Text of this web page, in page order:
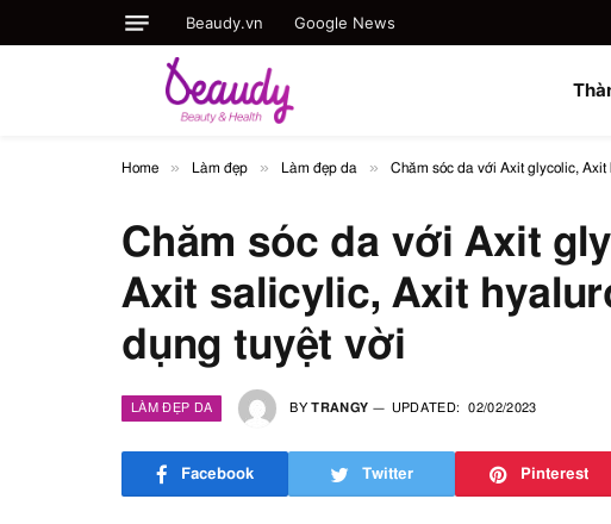
Beaudy.vn Google News
Home » Làm đẹp » Làm đẹp da » Chăm sóc da với Axit glycolic, Axit
Chăm sóc da với Axit
Axit salicylic, Axit
dụng tuyệt vời
LÀM ĐẸP DA BY TRANGY UPDATED: 02/02/2023
Facebook Twitter Pinterest